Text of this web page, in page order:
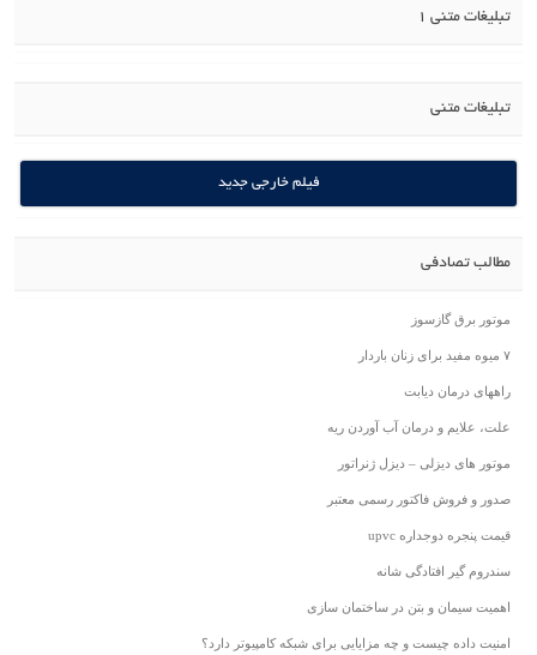
تبلیغات متنی 1
تبلیغات متنی
فیلم خارجی جدید
مطالب تصادفی
موتور برق گازسوز
۷ میوه مفید برای زنان باردار
راههای درمان دیابت
علت، علایم و درمان آب آوردن ریه
موتور های دیزلی – دیزل ژنراتور
صدور و فروش فاکتور رسمی معتبر
قیمت پنجره دوجداره upvc
سندروم گیر افتادگی شانه
اهمیت سیمان و بتن در ساختمان سازی
امنیت داده چیست و چه مزایایی برای شبکه کامپیوتر دارد؟